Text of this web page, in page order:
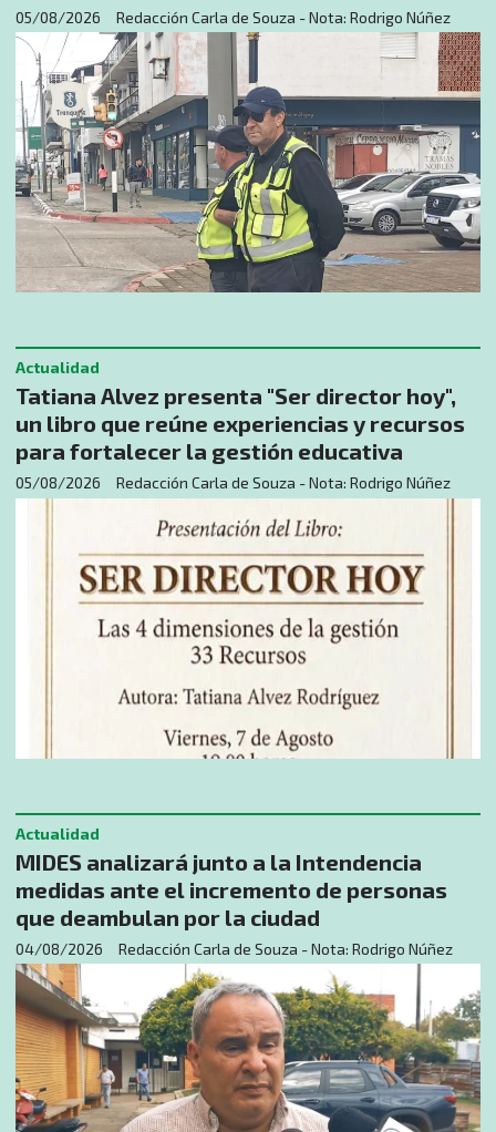
Redacción Carla de Souza - Nota: Rodrigo Núñez
05/08/2026
Tatiana Alvez presenta "Ser director hoy",
un libro que reúne experiencias y recursos
para fortalecer la gestión educativa
Redacción Carla de Souza - Nota: Rodrigo Núñez
Actualidad
05/08/2026
MIDES analizará junto a la Intendencia
medidas ante el incremento de personas
que deambulan por la ciudad
Redacción Carla de Souza - Nota: Rodrigo Núñez
Actualidad
04/08/2026